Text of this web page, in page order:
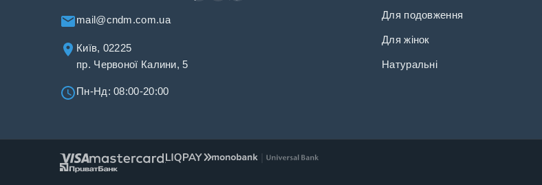
mail@cndm.com.ua
Київ, 02225
пр. Червоної Калини, 5
Пн-Нд: 08:00-20:00
Для подовження
Для жінок
Натуральні